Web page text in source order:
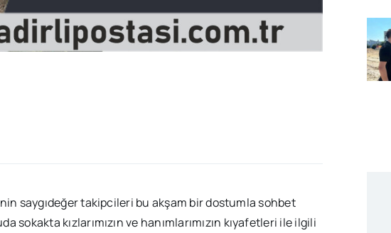
saygıdeğer takipcileri bu akşam bir dostumla sohbet
kızlarımızın ve hanımlarımızın kıyafetleri ile ilgili